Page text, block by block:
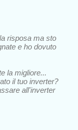
risposa ma sto
e ho dovuto
la migliore...
il tuo inverter?
all'inverter